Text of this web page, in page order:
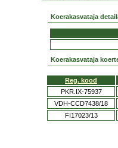
Koerakasvataja
Koerakasvataja
Reg. kood
PKR.IX-75937
VDH-CCD7438/18
FI17023/13